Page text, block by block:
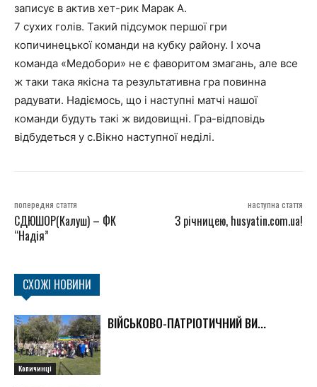
записує в актив хет-рик Марак А.
7 сухих голів. Такий підсумок першої гри
копичинецької команди на кубку району. І хоча
команда «Медобори» не є фаворитом змагань, але все
ж таки така якісна та результативна гра повинна
радувати. Надіємось, що і наступні матчі нашої
команди будуть такі ж видовищні. Гра-відповідь
відбудеться у с.Вікно наступної неділі.
попередня стаття
СДЮШОР(Калуш) – ФК
“Надія”
наступна стаття
З річницею, husyatin.com.ua!
СХОЖІ НОВИНИ
Копичинці
ВІЙСЬКОВО-ПАТРІОТИЧНИЙ ВИ...